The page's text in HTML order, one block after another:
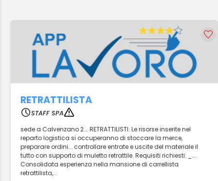
RETRATTILISTA
STAFF SPA
sede a Calvenzano 2... RETRATTILISTI. Le risorse inserite nel
reparto logistica si occuperanno di stoccare la merce,
preparare ordini... controllare entrate e uscite del materiale il
tutto con supporto di muletto retrattile. Requisiti richiesti: _...
Consolidata esperienza nella mansione di carrellista
retrattilista,...